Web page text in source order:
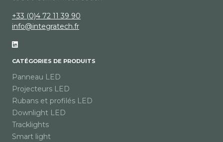
+33 (0)4 72 11 39 90
info@integratech.fr
CATÉGORIES DE PRODUITS
Panneau LED
Projecteurs LED
Rubans et profilés LED
Downlight LED
Tracklights
Smart light